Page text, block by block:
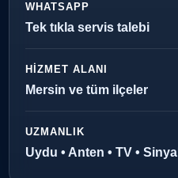
WHATSAPP
Tek tıkla servis talebi
HIZMET ALANI
Mersin ve tüm ilçeler
UZMANLIK
Uydu • Anten • TV • Sinyal